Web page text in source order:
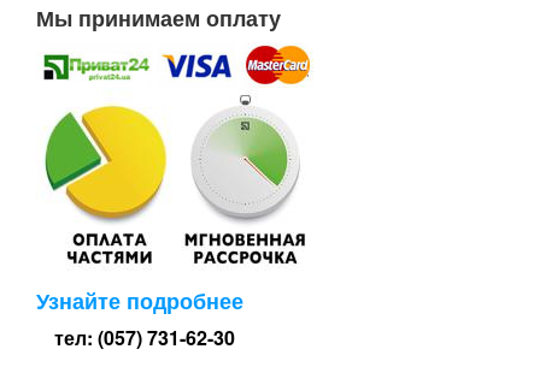
Мы принимаем оплату
Узнайте подробнее
тел: (057) 731-62-30